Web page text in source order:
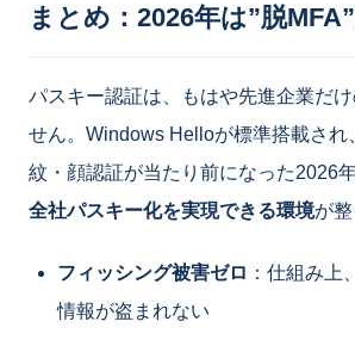
まとめ：2026年は”脱
パスキー認証は、もはや先進企業だ
せん。Windows Helloが標準搭載され
紋・顔認証が当たり前になった2026年
全社パスキー化を実現できる環境が整
フィッシング被害ゼロ ：仕組み上
情報が盗まれない